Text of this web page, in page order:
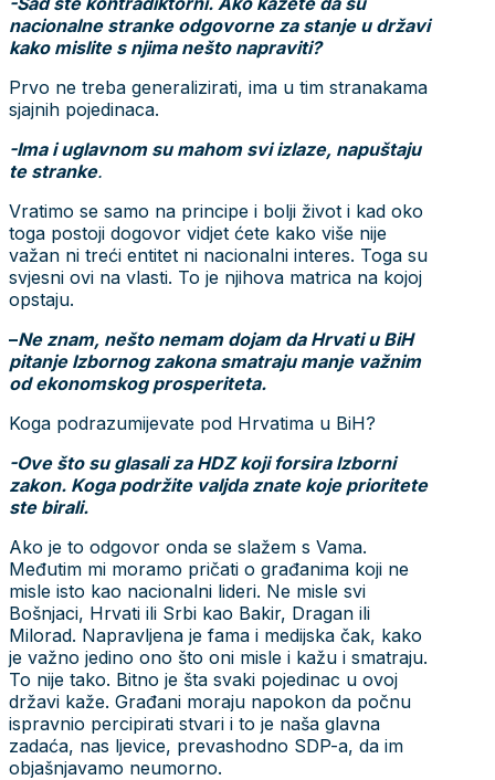
nacionalne stranke odgovorne za stanje u državi
kako mislite s njima nešto napraviti?
Prvo ne treba generalizirati, ima u tim stranakama
sjajnih pojedinaca.
-Ima i uglavnom su mahom svi izlaze, napuštaju
te stranke.
Vratimo se samo na principe i bolji život i kad oko
toga postoji dogovor vidjet ćete kako više nije
važan ni treći entitet ni nacionalni interes. Toga su
svjesni ovi na vlasti. To je njihova matrica na kojoj
opstaju.
–Ne znam, nešto nemam dojam da Hrvati u BiH
pitanje Izbornog zakona smatraju manje važnim
od ekonomskog prosperiteta.
Koga podrazumijevate pod Hrvatima u BiH?
-Ove što su glasali za HDZ koji forsira Izborni
zakon. Koga podržite valjda znate koje prioritete
ste birali.
Ako je to odgovor onda se slažem s Vama.
Međutim mi moramo pričati o građanima koji ne
misle isto kao nacionalni lideri. Ne misle svi
Bošnjaci, Hrvati ili Srbi kao Bakir, Dragan ili
Milorad. Napravljena je fama i medijska čak, kako
je važno jedino ono što oni misle i kažu i smatraju.
To nije tako. Bitno je šta svaki pojedinac u ovoj
državi kaže. Građani moraju napokon da počnu
ispravnio percipirati stvari i to je naša glavna
zadaća, nas ljevice, prevashodno SDP-a, da im
objašnjavamo neumorno.